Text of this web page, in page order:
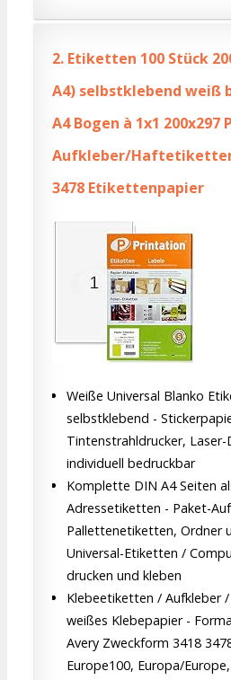
2. Etiketten 100 Stück
A4) selbstklebend weiß
A4 Bogen à 1x1 200x297
Aufkleber/Haftetiketten
3478 Etikettenpapier
Weiße Universal Blanko
selbstklebend -
Tintenstrahldrucker, Laser-
individuell bedruckbar
Komplette DIN A4 Seiten
Adressetiketten - Paket-
Pallettenetiketten, Ordner
Universal-Etiketten /
drucken und kleben
Klebeetiketten / Aufkleber
weißes Klebepapier -
Avery Zweckform 3418
Europe100, Europa/